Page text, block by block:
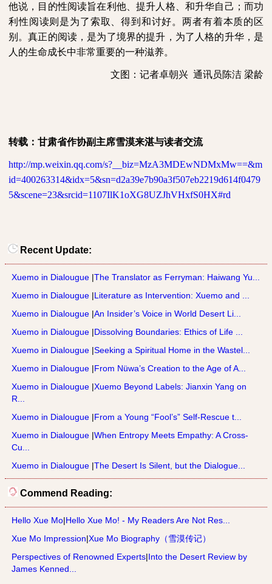
他说，目的性阅读旨在利他、提升人格、和升华自己；而功
利性阅读则是为了索取、得到和讨好。两者有着本质的区
别。真正的阅读，是为了境界的提升，为了人格的升华，是
人的生命成长中非常重要的一种滋养。
文图：记者卓朝兴 通讯员陈洁 梁龄
转载：甘肃省作协副主席雪漠来湛与读者交流
http://mp.weixin.qq.com/s?__biz=MzA3MDEwNDMxMw==&m
id=400263314&idx=5&sn=d2a39e7b90a3f507eb2219d614f0479
5&scene=23&srcid=1107IlK1oXG8UZJhVHxfS0HX#rd
Recent Update:
Xuemo in Dialougue |The Translator as Ferryman: Haiwang Yu...
Xuemo in Dialougue |Literature as Intervention: Xuemo and ...
Xuemo in Dialougue |An Insider’s Voice in World Desert Li...
Xuemo in Dialougue |Dissolving Boundaries: Ethics of Life ...
Xuemo in Dialougue |Seeking a Spiritual Home in the Wastel...
Xuemo in Dialougue |From Nüwa’s Creation to the Age of A...
Xuemo in Dialougue |Xuemo Beyond Labels: Jianxin Yang on
R...
Xuemo in Dialougue |From a Young “Fool’s” Self-Rescue t...
Xuemo in Dialougue |When Entropy Meets Empathy: A Cross-
Cu...
Xuemo in Dialougue |The Desert Is Silent, but the Dialogue...
Commend Reading:
Hello Xue Mo|Hello Xue Mo! - My Readers Are Not Res...
Xue Mo Impression|Xue Mo Biography（雪漠传记）
Perspectives of Renowned Experts|Into the Desert Review by
James Kenned...